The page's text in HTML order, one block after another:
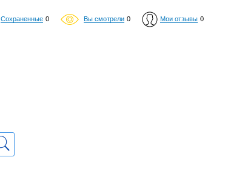
Сохраненные 0 Вы смотрели 0 Мои отзывы 0